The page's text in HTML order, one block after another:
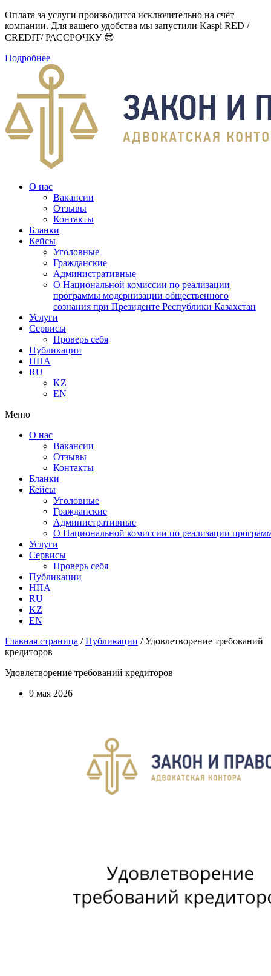
Оплата за услуги производится исключительно на счёт
компании. Для вашего удобства мы запустили Kaspi RED /
CREDIT/ РАССРОЧКУ 😎
Подробнее
О нас
Вакансии
Отзывы
Контакты
Бланки
Кейсы
Уголовные
Гражданские
Административные
О Национальной комиссии по реализации
программы модернизации общественного
сознания при Президенте Республики Казахстан
Услуги
Сервисы
Проверь себя
Публикации
НПА
RU
KZ
EN
Меню
О нас
Вакансии
Отзывы
Контакты
Бланки
Кейсы
Уголовные
Гражданские
Административные
О Национальной комиссии по реализации
Услуги
Сервисы
Проверь себя
Публикации
НПА
RU
KZ
EN
Главная страница /Публикации /Удовлетворение требований
кредиторов
Удовлетворение требований кредиторов
9 мая 2026